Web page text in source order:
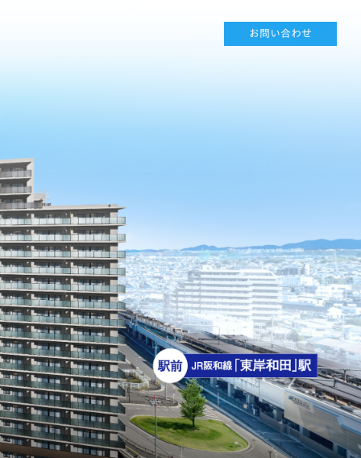
≫ブランズシティ東岸和田｜岸
お問い合わせ